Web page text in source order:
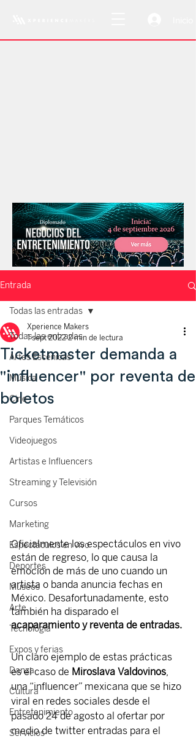
Entrada
Todas las entradas
Artes Escénicas
Música
Cine
Parques Temáticos
Videojuegos
Artistas e Influencers
Streaming y Televisión
Cursos
Marketing
Espectáculos en vivo
Deportes
Museos
Arte
Tecnología
Expos y ferias
Danza
Cultura
Entretenimiento
Servicios
Todas las entradas
Ticketmaster demanda a
"influencer" por reventa de
boletos
Xperience Makers
1 sept 2022 2 min de lectura
Oficialmente los espectáculos en vivo
están de regreso, lo que causa la
emoción de más de uno cuando un
artista o banda anuncia fechas en
México. Desafortunadamente, esto
también ha disparado el
acaparamiento y reventa de entradas.
Un claro ejemplo de estas prácticas
es el caso de Miroslava Valdovinos,
una “influencer” mexicana que se hizo
viral en redes sociales desde el
pasado 24 de agosto al ofertar por
medio de twitter entradas para el